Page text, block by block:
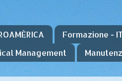
Formazione -
Management